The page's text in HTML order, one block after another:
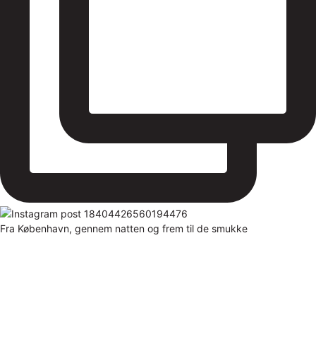
Fra København, gennem natten og frem til de smukke